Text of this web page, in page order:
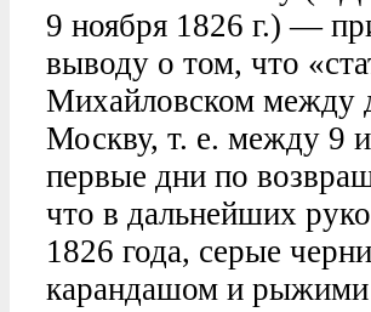
9 ноября 1826 г.) —
выводу о том, что
Михайловском между
Москву, т. е. между 9
первые дни по
что в дальнейших
1826 года, серые
карандашом и